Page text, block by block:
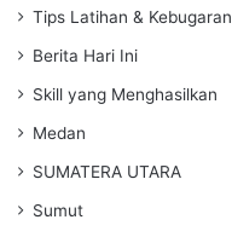
Tips Latihan & Kebugaran
Berita Hari Ini
Skill yang Menghasilkan
Medan
SUMATERA UTARA
Sumut